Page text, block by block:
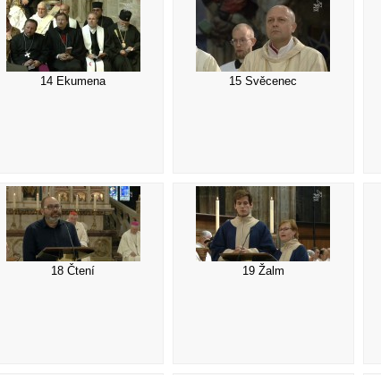
14 Ekumena 15 Svěcenec
18 Čtení 19 Žalm